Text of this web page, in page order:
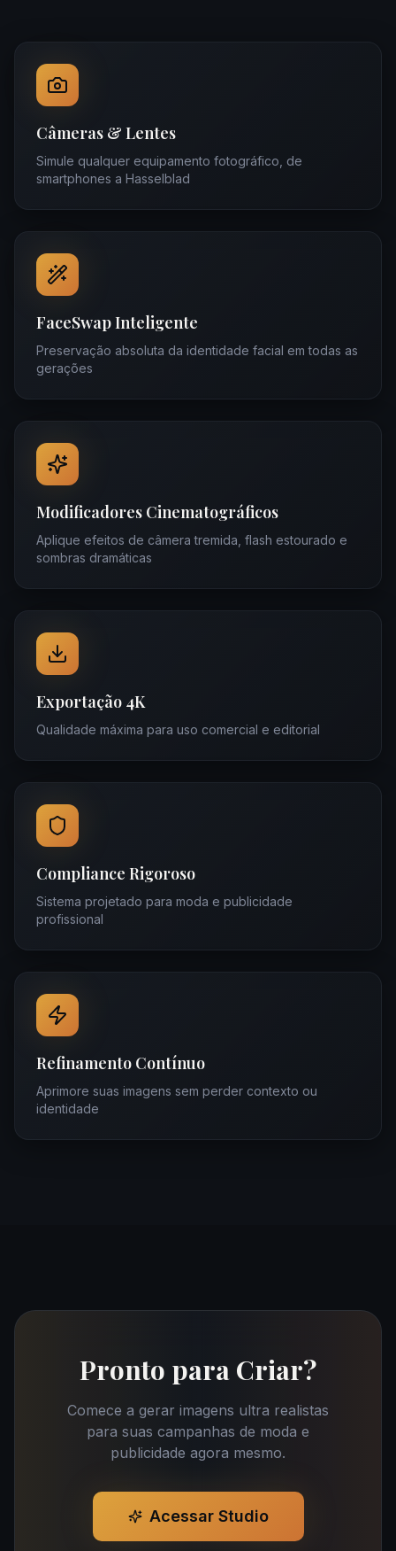
Câmeras & Lentes
Simule qualquer equipamento fotográfico, de
smartphones a Hasselblad
FaceSwap Inteligente
Preservação absoluta da identidade facial em todas as
gerações
Modificadores Cinematográficos
Aplique efeitos de câmera tremida, flash estourado e
sombras dramáticas
Exportação 4K
Qualidade máxima para uso comercial e editorial
Compliance Rigoroso
Sistema projetado para moda e publicidade
profissional
Refinamento Contínuo
Aprimore suas imagens sem perder contexto ou
identidade
Pronto para Criar?
Comece a gerar imagens ultra realistas
para suas campanhas de moda e
publicidade agora mesmo.
Acessar Studio